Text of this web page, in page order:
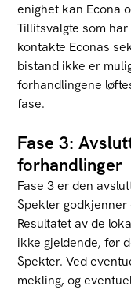
enighet kan Econa
Tillitsvalgte som
kontakte Econas
bistand ikke er
forhandlingene
fase.
Fase 3:
forhandlinger
Fase 3 er den
Spekter godkjenner
Resultatet av de
ikke gjeldende, før
Spekter. Ved
mekling, og